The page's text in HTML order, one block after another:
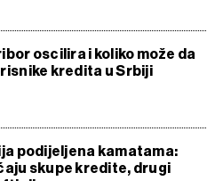
oscilira i koliko može da
kredita u Srbiji
podijeljena kamatama:
skupe kredite, drugi